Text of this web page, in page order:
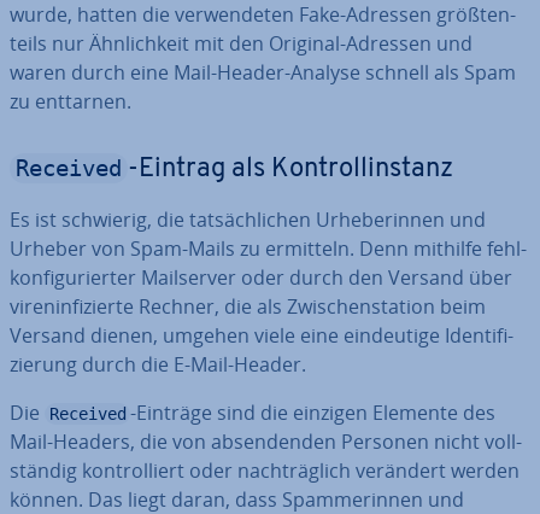
wurde, hatten die ver­wen­de­ten Fake-Adressen größ­ten­
teils nur Ähn­lich­keit mit den Original-Adressen und
waren durch eine Mail-Header-Analyse schnell als Spam
zu enttarnen.
Received -Eintrag als Kon­troll­in­stanz
Es ist schwierig, die tat­säch­li­chen Ur­he­be­rin­nen und
Urheber von Spam-Mails zu ermitteln. Denn mithilfe fehl­
kon­fi­gu­rier­ter Mail­ser­ver oder durch den Versand über
vi­ren­in­fi­zier­te Rechner, die als Zwi­schen­sta­ti­on beim
Versand dienen, umgehen viele eine ein­deu­ti­ge Iden­ti­fi­
zie­rung durch die E-Mail-Header.
Die
Received -Einträge sind die einzigen Elemente des
Mail-Headers, die von ab­sen­den­den Personen nicht voll­
stän­dig kon­trol­liert oder nach­träg­lich verändert werden
können. Das liegt daran, dass Spam­me­rin­nen und